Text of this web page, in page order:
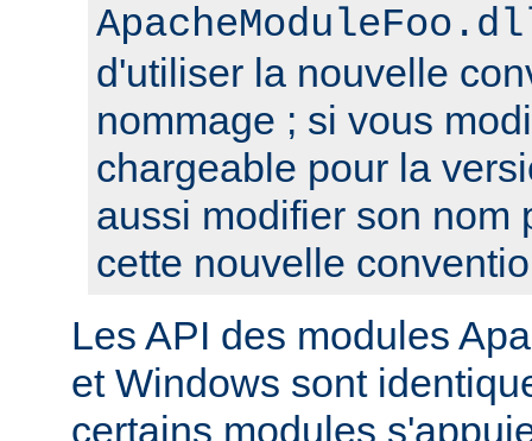
d'utiliser la nouvelle
nommage ; si vous
chargeable pour la
aussi modifier son nom
cette nouvelle
Les API des modules
et Windows sont
certains modules